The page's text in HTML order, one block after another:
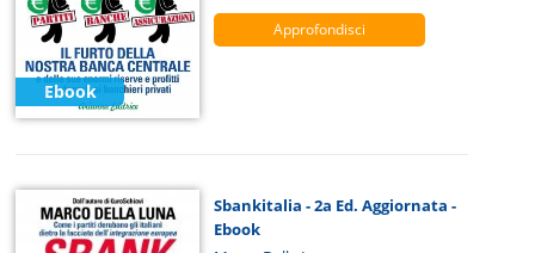
Ebook
Approfondisci
Sbankitalia - 2a Ed. Aggiornata -
Ebook